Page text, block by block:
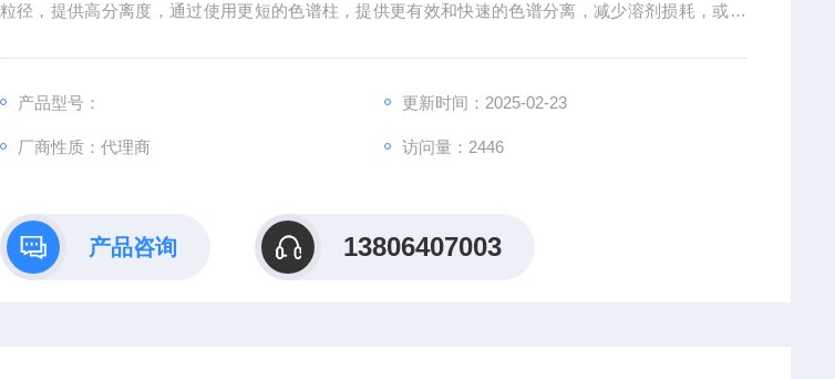
粒径，提供高分离度，通过使用更短的色谱柱，提供更有效和快速的色谱分离，减少溶剂损耗，或者
产品型号：
更新时间：2025-02-23
厂商性质：代理商 访问量：2446
产品咨询 13806407003